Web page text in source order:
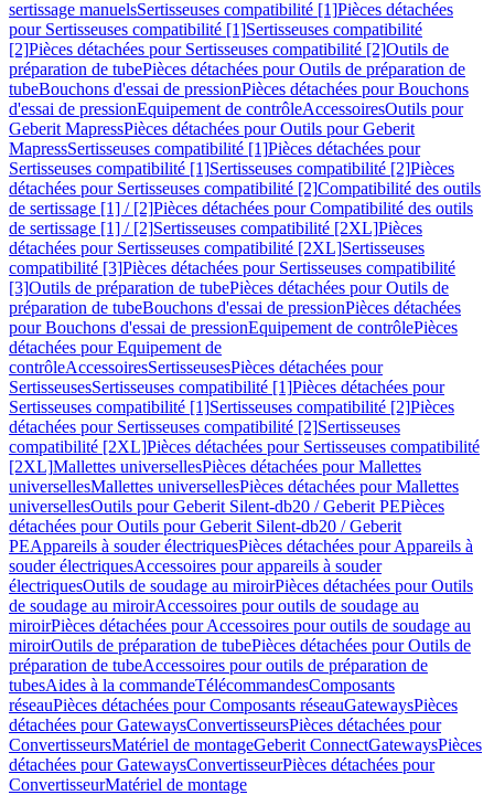
sertissage manuelsSertisseuses compatibilité [1]Pièces détachées
pour Sertisseuses compatibilité [1]Sertisseuses compatibilité
[2]Pièces détachées pour Sertisseuses compatibilité [2]Outils de
préparation de tubePièces détachées pour Outils de préparation de
tubeBouchons d'essai de pressionPièces détachées pour Bouchons
d'essai de pressionEquipement de contrôleAccessoiresOutils pour
Geberit MapressPièces détachées pour Outils pour Geberit
MapressSertisseuses compatibilité [1]Pièces détachées pour
Sertisseuses compatibilité [1]Sertisseuses compatibilité [2]Pièces
détachées pour Sertisseuses compatibilité [2]Compatibilité des outils
de sertissage [1] / [2]Pièces détachées pour Compatibilité des outils
de sertissage [1] / [2]Sertisseuses compatibilité [2XL]Pièces
détachées pour Sertisseuses compatibilité [2XL]Sertisseuses
compatibilité [3]Pièces détachées pour Sertisseuses compatibilité
[3]Outils de préparation de tubePièces détachées pour Outils de
préparation de tubeBouchons d'essai de pressionPièces détachées
pour Bouchons d'essai de pressionEquipement de contrôlePièces
détachées pour Equipement de
contrôleAccessoiresSertisseusesPièces détachées pour
SertisseusesSertisseuses compatibilité [1]Pièces détachées pour
Sertisseuses compatibilité [1]Sertisseuses compatibilité [2]Pièces
détachées pour Sertisseuses compatibilité [2]Sertisseuses
compatibilité [2XL]Pièces détachées pour Sertisseuses compatibilité
[2XL]Mallettes universellesPièces détachées pour Mallettes
universellesMallettes universellesPièces détachées pour Mallettes
universellesOutils pour Geberit Silent-db20 / Geberit PEPièces
détachées pour Outils pour Geberit Silent-db20 / Geberit
PEAppareils à souder électriquesPièces détachées pour Appareils à
souder électriquesAccessoires pour appareils à souder
électriquesOutils de soudage au miroirPièces détachées pour Outils
de soudage au miroirAccessoires pour outils de soudage au
miroirPièces détachées pour Accessoires pour outils de soudage au
miroirOutils de préparation de tubePièces détachées pour Outils de
préparation de tubeAccessoires pour outils de préparation de
tubesAides à la commandeTélécommandesComposants
réseauPièces détachées pour Composants réseauGatewaysPièces
détachées pour GatewaysConvertisseursPièces détachées pour
ConvertisseursMatériel de montageGeberit ConnectGatewaysPièces
détachées pour GatewaysConvertisseurPièces détachées pour
ConvertisseurMatériel de montage